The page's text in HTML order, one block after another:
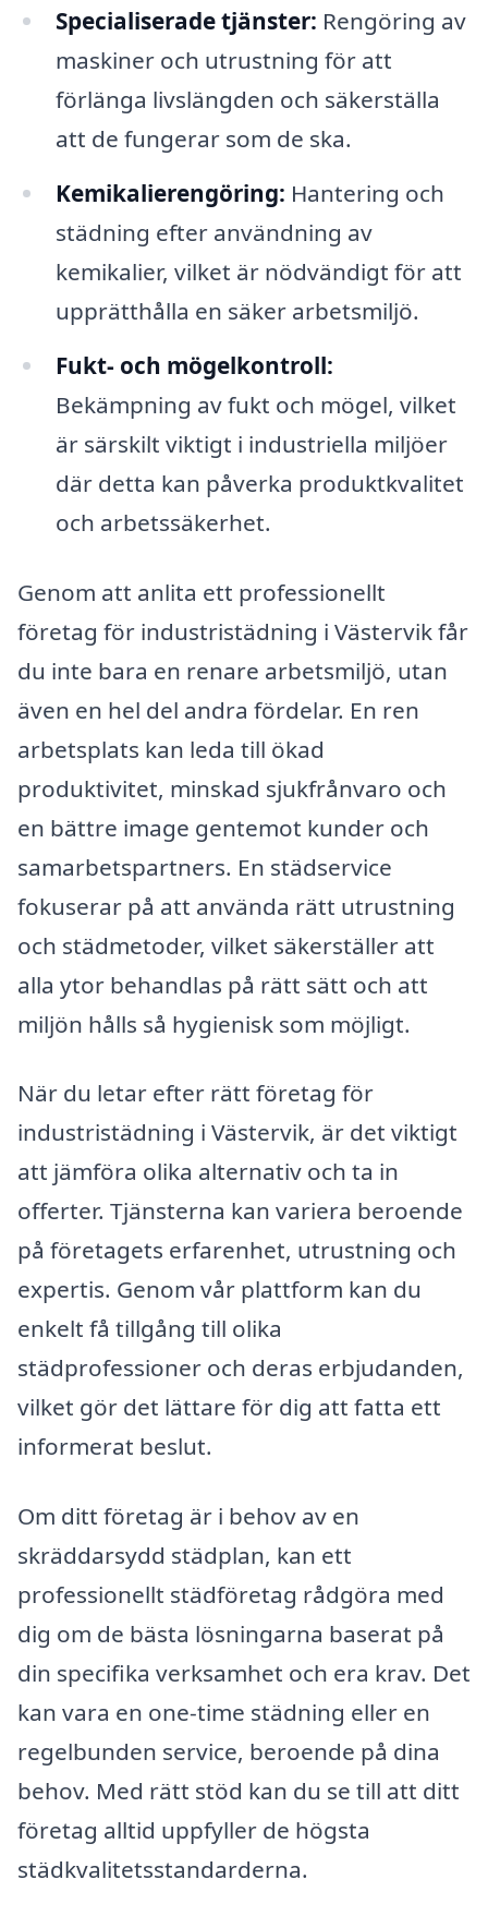
Specialiserade tjänster: Rengöring av
maskiner och utrustning för att
förlänga livslängden och säkerställa
att de fungerar som de ska.
Kemikalierengöring: Hantering och
städning efter användning av
kemikalier, vilket är nödvändigt för att
upprätthålla en säker arbetsmiljö.
Fukt- och mögelkontroll:
Bekämpning av fukt och mögel, vilket
är särskilt viktigt i industriella miljöer
där detta kan påverka produktkvalitet
och arbetssäkerhet.
Genom att anlita ett professionellt
företag för industristädning i Västervik får
du inte bara en renare arbetsmiljö, utan
även en hel del andra fördelar. En ren
arbetsplats kan leda till ökad
produktivitet, minskad sjukfrånvaro och
en bättre image gentemot kunder och
samarbetspartners. En städservice
fokuserar på att använda rätt utrustning
och städmetoder, vilket säkerställer att
alla ytor behandlas på rätt sätt och att
miljön hålls så hygienisk som möjligt.
När du letar efter rätt företag för
industristädning i Västervik, är det viktigt
att jämföra olika alternativ och ta in
offerter. Tjänsterna kan variera beroende
på företagets erfarenhet, utrustning och
expertis. Genom vår plattform kan du
enkelt få tillgång till olika
städprofessioner och deras erbjudanden,
vilket gör det lättare för dig att fatta ett
informerat beslut.
Om ditt företag är i behov av en
skräddarsydd städplan, kan ett
professionellt städföretag rådgöra med
dig om de bästa lösningarna baserat på
din specifika verksamhet och era krav. Det
kan vara en one-time städning eller en
regelbunden service, beroende på dina
behov. Med rätt stöd kan du se till att ditt
företag alltid uppfyller de högsta
städkvalitetsstandarderna.